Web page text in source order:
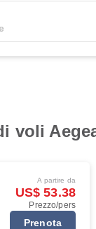
voli
A partire da
US$ 53.38
Prezzo/pers
Prenota